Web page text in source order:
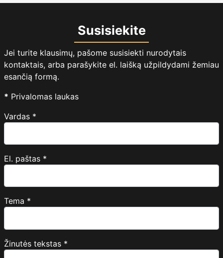
Susisiekite
Jei turite klausimų, pašome susisiekti nurodytais
kontaktais, arba parašykite el. laišką užpildydami žemiau
esančią formą.
* Privalomas laukas
Vardas *
El. paštas *
Tema *
Žinutės tekstas *